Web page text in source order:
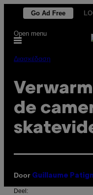
de
inhoud
Go Ad Free
Open menu
Διασκέδαση
de
Door Guillaume
Deel: